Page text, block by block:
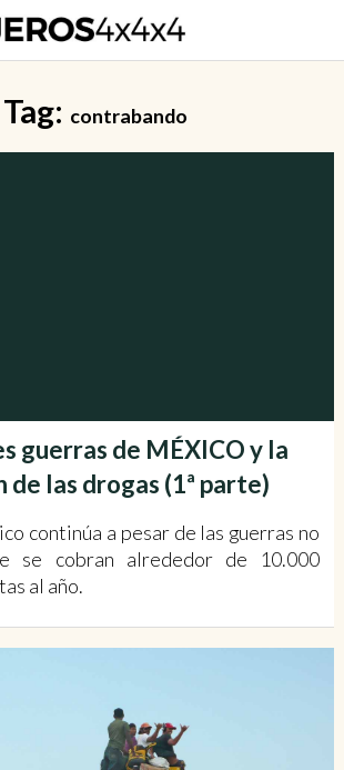
Tag: contrabando
guerras de MÉXICO y la
de las drogas (1ª parte)
continúa a pesar de las guerras no
se cobran alrededor de 10.000
al año.